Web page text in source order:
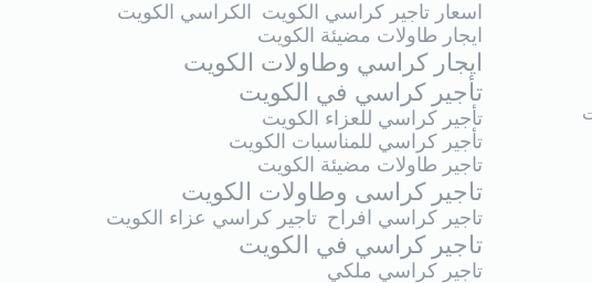
اسعار تاجير كراسي الكويت
الكراسي الكويت
ايجار طاولات مضيئة الكويت
ايجار كراسي وطاولات الكويت
تأجير كراسي في الكويت
تأجير كراسي للعزاء الكويت
تأجير كراسي للمناسبات الكويت
تاجير طاولات مضيئة الكويت
تاجير كراسى وطاولات الكويت
تاجير كراسي افراح تاجير كراسي عزاء الكويت
تاجير كراسي في الكويت
تاجير كراسي ملكي